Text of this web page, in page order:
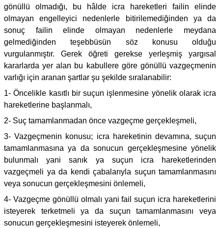
gönüllü olmadığı, bu hâlde icra hareketleri failin elinde
olmayan engelleyici nedenlerle bitirilemediğinden ya da
sonuç failin elinde olmayan nedenlerle meydana
gelmediğinden teşebbüsün söz konusu olduğu
vurgulanmıştır. Gerek öğreti gerekse yerleşmiş yargısal
kararlarda yer alan bu kabullere göre gönüllü vazgeçmenin
varlığı için aranan şartlar şu şekilde sıralanabilir:
1- Öncelikle kasıtlı bir suçun işlenmesine yönelik olarak icra
hareketlerine başlanmalı,
2- Suç tamamlanmadan önce vazgeçme gerçekleşmeli,
3- Vazgeçmenin konusu; icra hareketinin devamına, suçun
tamamlanmasına ya da sonucun gerçekleşmesine yönelik
bulunmalı yani sanık ya suçun icra hareketlerinden
vazgeçmeli ya da kendi çabalarıyla suçun tamamlanmasını
veya sonucun gerçekleşmesini önlemeli,
4- Vazgeçme gönüllü olmalı yani fail suçun icra hareketlerini
isteyerek terketmeli ya da suçun tamamlanmasını veya
sonucun gerçekleşmesini isteyerek önlemeli,